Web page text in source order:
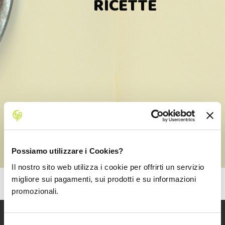
Possiamo utilizzare i Cookies?
Il nostro sito web utilizza i cookie per offrirti un servizio
migliore sui pagamenti, sui prodotti e su informazioni
promozionali.
RICETTE